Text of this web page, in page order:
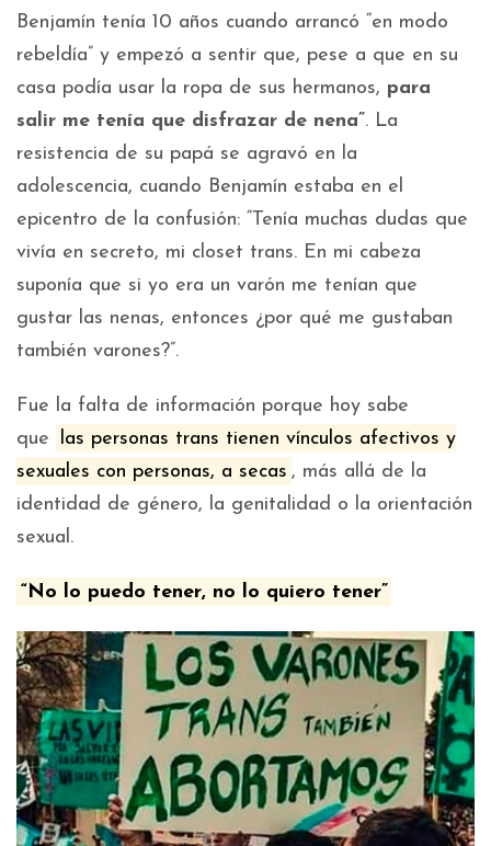
Benjamín tenía 10 años cuando arrancó “en modo
rebeldía” y empezó a sentir que, pese a que en su
casa podía usar la ropa de sus hermanos, para
salir me tenía que disfrazar de nena”. La
resistencia de su papá se agravó en la
adolescencia, cuando Benjamín estaba en el
epicentro de la confusión: “Tenía muchas dudas que
vivía en secreto, mi closet trans. En mi cabeza
suponía que si yo era un varón me tenían que
gustar las nenas, entonces ¿por qué me gustaban
también varones?”.
Fue la falta de información porque hoy sabe
que
las personas trans tienen vínculos afectivos y
sexuales con personas, a secas , más allá de la
identidad de género, la genitalidad o la orientación
sexual.
“No lo puedo tener, no lo quiero tener”